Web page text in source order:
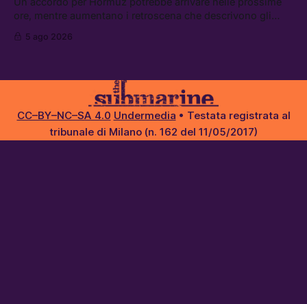
ore, mentre aumentano i retroscena che descrivono gli
chi aspetta i dispersi di Ceuta, il boom dei carburanti
5 ago 2026
CC–BY–NC–SA 4.0 Undermedia • Testata registrata al
tribunale di Milano (n. 162 del 11/05/2017)